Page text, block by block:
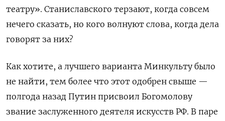
театру». Станиславского терзают, когда совсем
нечего сказать, но кого волнуют слова, когда дела
говорят за них?
Как хотите, а лучшего варианта Минкульту было
не найти, тем более что этот одобрен свыше —
полгода назад Путин присвоил Богомолову
звание заслуженного деятеля искусств РФ. В паре